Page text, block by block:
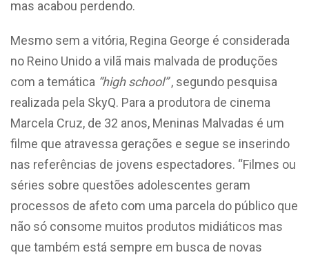
mas acabou perdendo.
Mesmo sem a vitória, Regina George é considerada
no Reino Unido a vilã mais malvada de produções
com a temática “high school”, segundo pesquisa
realizada pela SkyQ. Para a produtora de cinema
Marcela Cruz, de 32 anos, Meninas Malvadas é um
filme que atravessa gerações e segue se inserindo
nas referências de jovens espectadores. “Filmes ou
séries sobre questões adolescentes geram
processos de afeto com uma parcela do público que
não só consome muitos produtos midiáticos mas
que também está sempre em busca de novas